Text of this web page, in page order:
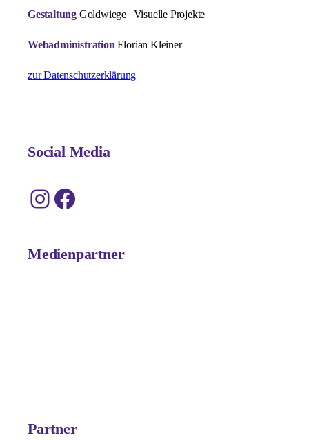
Gestaltung Goldwiege | Visuelle Projekte
Webadministration Florian Kleiner
zur Datenschutzerklärung
Social Media
Instagram Facebook
Medienpartner
Partner